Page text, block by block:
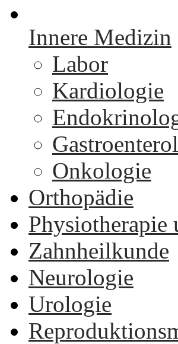
Innere Medizin
Labor
Kardiologie
Onkologie
Orthopädie
Zahnheilkunde
Neurologie
Urologie